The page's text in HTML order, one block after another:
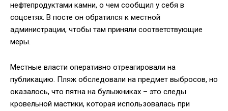
нефтепродуктами камни, о чем сообщил у себя в
соцсетях. В посте он обратился к местной
администрации, чтобы там приняли соответствующие
меры.
Местные власти оперативно отреагировали на
публикацию. Пляж обследовали на предмет выбросов, но
оказалось, что пятна на булыжниках – это следы
кровельной мастики, которая использовалась при